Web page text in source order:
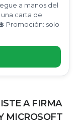
a manos del
carta de
Promoción: solo
A FIRMA
MICROSOFT